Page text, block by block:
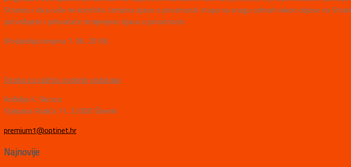
Stranicu i da ju više ne koristite. Izmjena izjave o privatnosti stupa na snagu odmah nakon objave na
potvrđujete i prihvaćate izmijenjenu Izjavu o privatnosti.
(Posljednja izmjena 7. 06. 2018.)
Osoba za zaštitu osobnih podataka
Anđelija K. Skroza
Stjepana Radića 71, 22000 Šibenik
premium1@optinet.hr
Najnovije